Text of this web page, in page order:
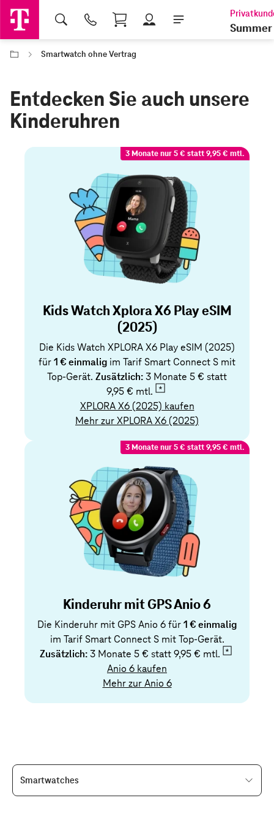
Shopping Cart
Summer
Smartwatch ohne Vertrag
Entdecken Sie auch unsere
Kinderuhren
Kids Watch Xplora X6 Play eSIM
(2025)
Die Kids Watch XPLORA X6 Play eSIM (2025)
für1 € einmalig im Tarif Smart Connect S mit
Top-Gerät. Zusätzlich:3 Monate 5 € statt
9,95 € mtl.
XPLORA X6 (2025) kaufen
Mehr zur XPLORA X6 (2025)
3 Monate nur 5 € statt 9,95 € mtl.
Kinderuhr mit GPS Anio 6
Die Kinderuhr mit GPS Anio 6 für1 € einmalig
im Tarif Smart Connect S mit Top-Gerät.
Zusätzlich:3 Monate 5 € statt 9,95 € mtl.
Anio 6 kaufen
Mehr zur Anio 6
3 Monate nur 5 € statt 9,95 € mtl.
Smartwatches